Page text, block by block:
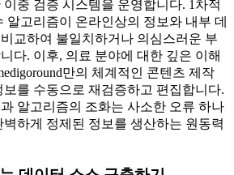
중 검증 시스템을 운영합니다. 1차적
알고리즘이 온라인상의 정보와 내부 데
교하여 불일치하거나 의심스러운 부
다. 이후, 의료 분야에 대한 깊은 이해
만의 체계적인 콘텐츠 제작
를 수동으로 재검증하고 편집합니다.
알고리즘의 조화는 사소한 오류 하나
하게 정제된 정보를 생산하는 원동력